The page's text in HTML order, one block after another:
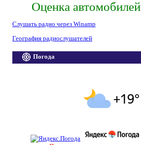
Оценка автомобилей
Слушать радио через Winamp
География радиослушателей
Погода